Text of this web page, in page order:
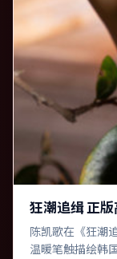
狂潮追缉 正
陈凯歌在《狂潮
温暖笔触描绘韩